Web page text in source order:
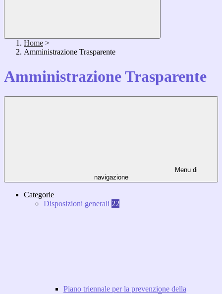
Home >
Amministrazione Trasparente
Amministrazione Trasparente
Menu di
navigazione
Categorie
Disposizioni generali 22
Piano triennale per la prevenzione della